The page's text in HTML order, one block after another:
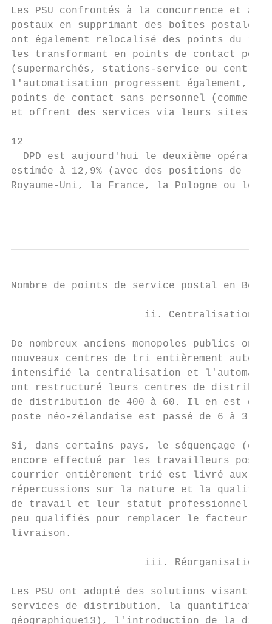
Les PSU confrontés à la concurrence et à
postaux en supprimant des boîtes
ont également relocalisé des points du
les transformant en points de contact
(supermarchés, stations-service ou centres
l'automatisation progressent également,
points de contact sans personnel (comme
et offrent des services via leurs sites
12
DPD est aujourd'hui le deuxième
estimée à 12,9% (avec des positions de
Royaume-Uni, la France, la Pologne ou le
Nombre de points de service postal en
ii. Centralisation
De nombreux anciens monopoles publics
nouveaux centres de tri entièrement
intensifié la centralisation et
ont restructuré leurs centres de
de distribution de 400 à 60. Il en est de
poste néo-zélandaise est passé de 6 à 3.
Si, dans certains pays, le séquençage
encore effectué par les travailleurs
courrier entièrement trié est livré aux
répercussions sur la nature et la qualité
de travail et leur statut professionnel),
peu qualifiés pour remplacer le facteur
livraison.
iii. Réorganisations
Les PSU ont adopté des solutions
services de distribution, la
géographique13), l'introduction de la